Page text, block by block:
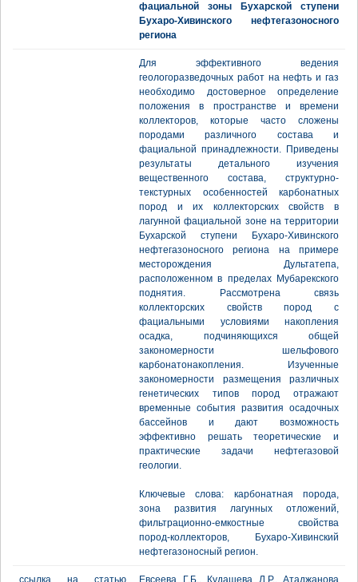
фациальной зоны Бухарской ступени
Бухаро-Хивинского нефтегазоносного
региона
Для эффективного ведения
геологоразведочных работ на нефть и газ
необходимо достоверное определение
положения в пространстве и времени
коллекторов, которые часто сложены
породами различного состава и
фациальной принадлежности. Приведены
результаты детального изучения
вещественного состава, структурно-
текстурных особенностей карбонатных
пород и их коллекторских свойств в
лагунной фациальной зоне на территории
Бухарской ступени Бухаро-Хивинского
нефтегазоносного региона на примере
месторождения Дультатепа,
расположенном в пределах Мубарекского
поднятия. Рассмотрена связь
коллекторских свойств пород с
фациальными условиями накопления
осадка, подчиняющихся общей
закономерности шельфового
карбонатонакопления. Изученные
закономерности размещения различных
генетических типов пород отражают
временные события развития осадочных
бассейнов и дают возможность
эффективно решать теоретические и
практические задачи нефтегазовой
геологии.
Ключевые слова: карбонатная порода,
зона развития лагунных отложений,
фильтрационно-емкостные свойства
пород-коллекторов, Бухаро-Хивинский
нефтегазоносный регион.
ссылка на статью
Евсеева Г.Б., Кудашева Л.Р., Атаджанова